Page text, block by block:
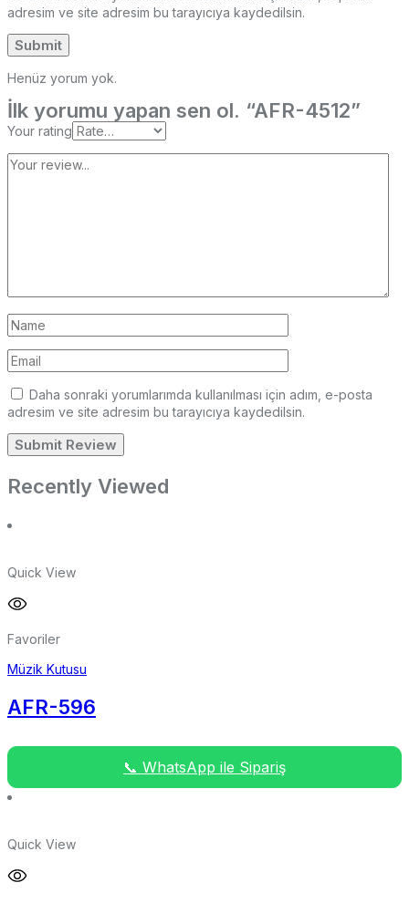
adresim ve site adresim bu tarayıcıya kaydedilsin.
Henüz yorum yok.
İlk yorumu yapan sen ol. “AFR-4512”
Your rating
Daha sonraki yorumlarımda kullanılması için adım, e-posta
adresim ve site adresim bu tarayıcıya kaydedilsin.
Recently Viewed
Quick View
Favoriler
Müzik Kutusu
AFR-596
📞 WhatsApp ile Sipariş
Quick View